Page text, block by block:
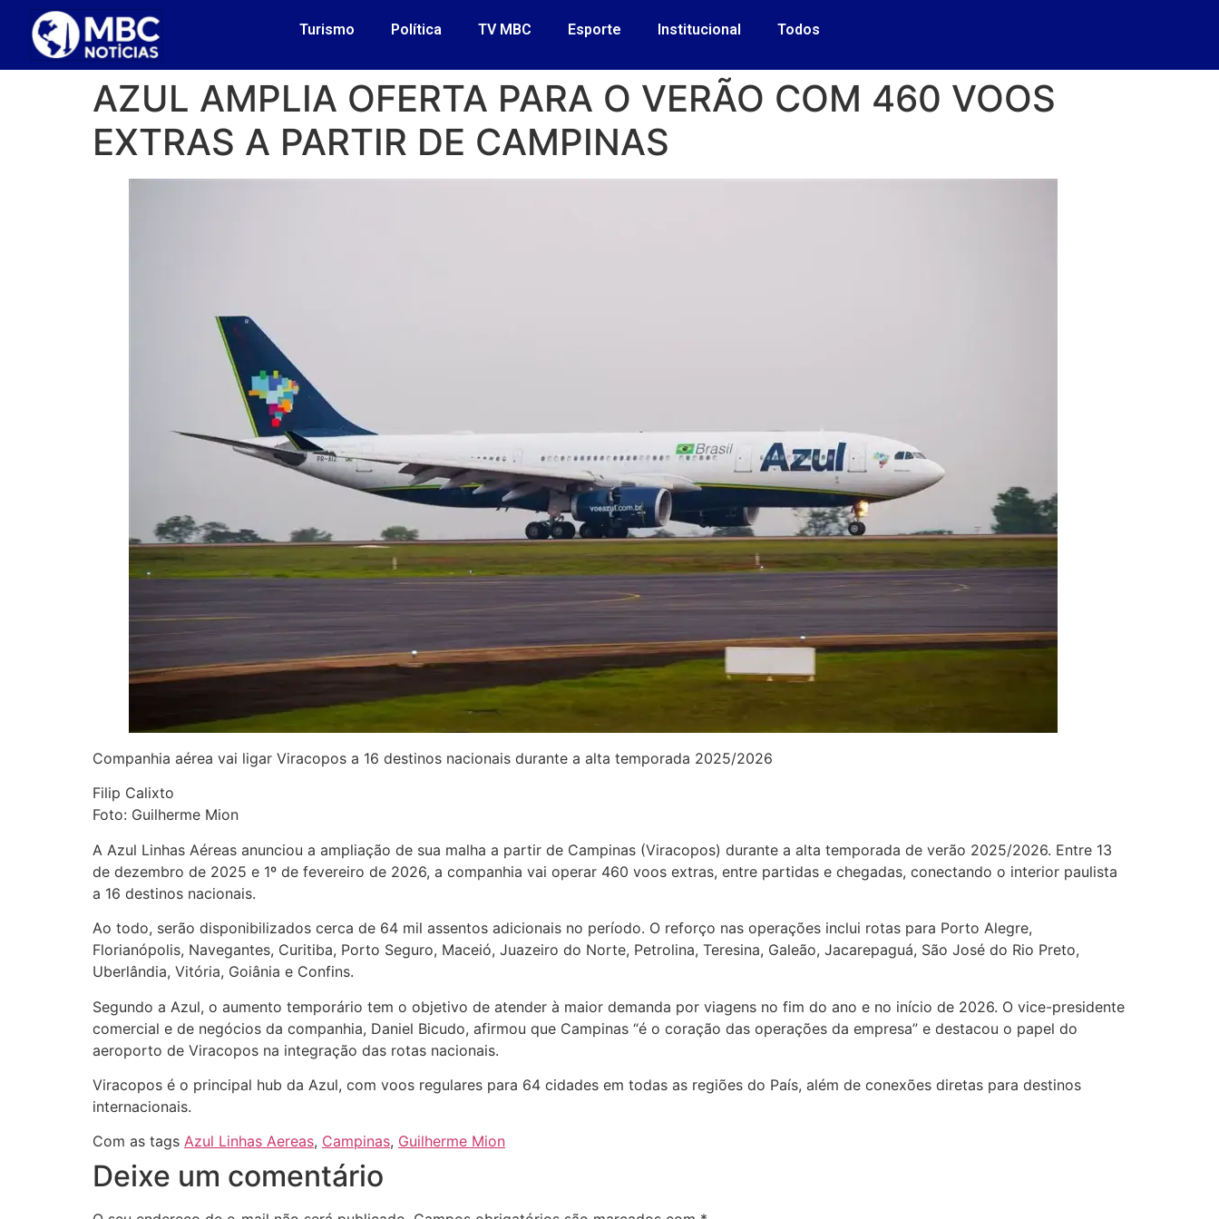
Turismo Política TV MBC Esporte Institucional Todos
AZUL AMPLIA OFERTA PARA O VERÃO COM 460 VOOS
EXTRAS A PARTIR DE CAMPINAS
Companhia aérea vai ligar Viracopos a 16 destinos nacionais durante a alta temporada 2025/2026
Filip Calixto
Foto: Guilherme Mion
A Azul Linhas Aéreas anunciou a ampliação de sua malha a partir de Campinas (Viracopos) durante a alta temporada de verão 2025/2026. Entre 13
de dezembro de 2025 e 1º de fevereiro de 2026, a companhia vai operar 460 voos extras, entre partidas e chegadas, conectando o interior paulista
a 16 destinos nacionais.
Ao todo, serão disponibilizados cerca de 64 mil assentos adicionais no período. O reforço nas operações inclui rotas para Porto Alegre,
Florianópolis, Navegantes, Curitiba, Porto Seguro, Maceió, Juazeiro do Norte, Petrolina, Teresina, Galeão, Jacarepaguá, São José do Rio Preto,
Uberlândia, Vitória, Goiânia e Confins.
Segundo a Azul, o aumento temporário tem o objetivo de atender à maior demanda por viagens no fim do ano e no início de 2026. O vice-presidente
comercial e de negócios da companhia, Daniel Bicudo, afirmou que Campinas “é o coração das operações da empresa” e destacou o papel do
aeroporto de Viracopos na integração das rotas nacionais.
Viracopos é o principal hub da Azul, com voos regulares para 64 cidades em todas as regiões do País, além de conexões diretas para destinos
internacionais.
Com as tags Azul Linhas Aereas, Campinas, Guilherme Mion
Deixe um comentário